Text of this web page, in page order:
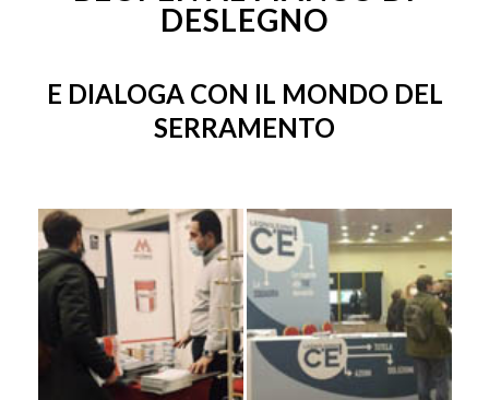
DESLEGNO
E DIALOGA CON IL MONDO DEL
SERRAMENTO